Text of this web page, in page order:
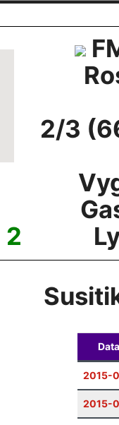
2/3
2
Data
2015-
2015-